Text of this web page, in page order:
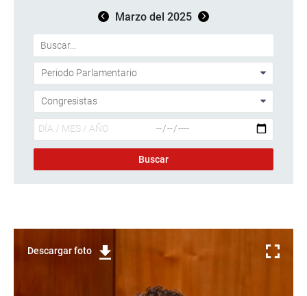
Marzo del 2025
Descargar foto